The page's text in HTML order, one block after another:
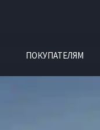
ПОКУПАТЕЛЯМ